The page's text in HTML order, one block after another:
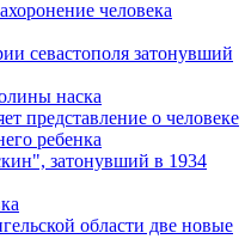
человека
севастополя затонувший
наска
представление о человеке
ребенка
затонувший в 1934
области две новые